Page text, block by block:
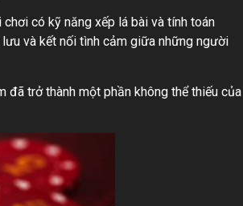
có kỹ năng xếp lá bài và tính toán
và kết nối tình cảm giữa những người
trở thành một phần không thể thiếu của